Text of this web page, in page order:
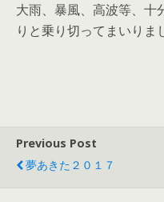
大雨、暴風、高波等、十
りと乗り切ってまいりま
Previous Post
夢あきた２０１７